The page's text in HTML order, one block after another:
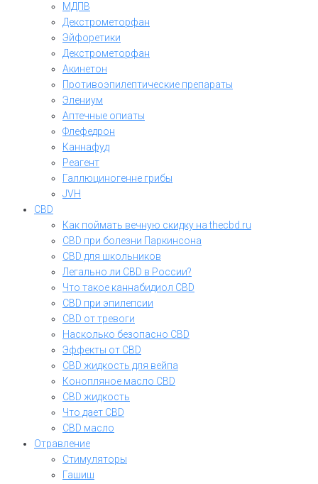
МДПВ
Декстрометорфан
Эйфоретики
Декстрометорфан
Акинетон
Противоэпилептические препараты
Элениум
Аптечные опиаты
Флефедрон
Каннафуд
Реагент
Галлюциногенне грибы
JVH
CBD
Как поймать вечную скидку на thecbd.ru
CBD при болезни Паркинсона
CBD для школьников
Легально ли CBD в России?
Что такое каннабидиол CBD
CBD при эпилепсии
CBD от тревоги
Насколько безопасно CBD
Эффекты от CBD
CBD жидкость для вейпа
Конопляное масло CBD
CBD жидкость
Что дает CBD
CBD масло
Отравление
Стимуляторы
Гашиш